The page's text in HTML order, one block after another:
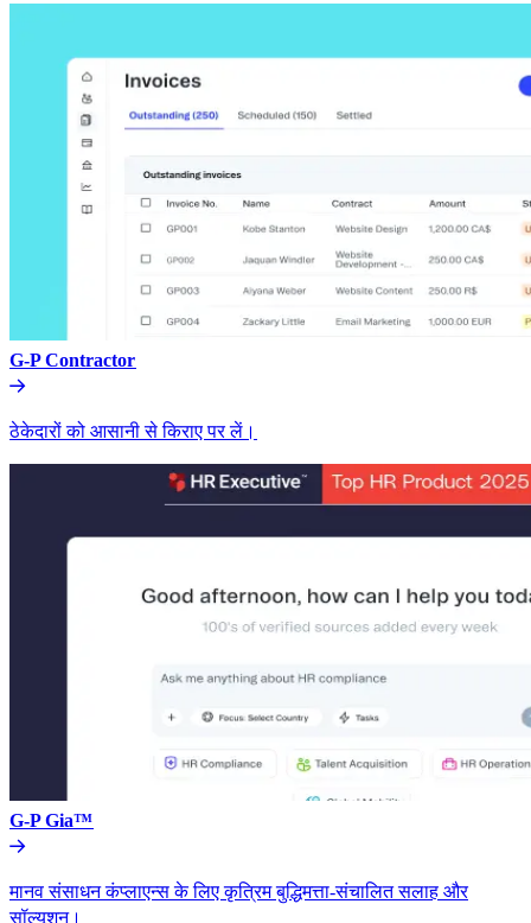
G-P Contractor​​
ठेकेदारों को आसानी से किराए पर लें।​​
G-P Gia™​​
मानव संसाधन कंप्लाएन्स के लिए कृत्रिम बुद्धिमत्ता-संचालित सलाह और
सॉल्यूशन।​​